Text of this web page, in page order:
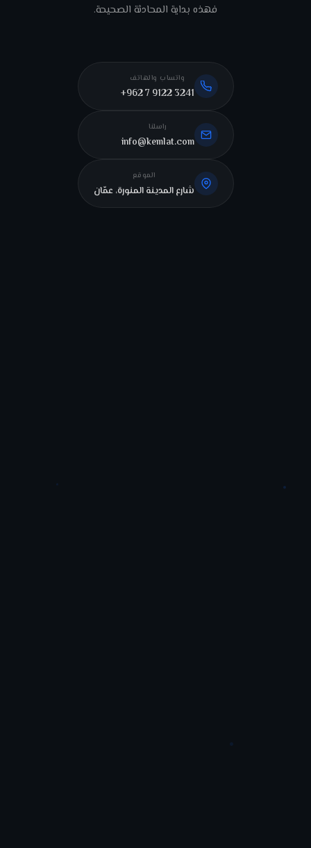
فهذه بداية المحادثة الصحيحة.
واتساب والهاتف
+962 7 9122 3241
راسلنا
info@kemlat.com
الموقع
شارع المدينة المنورة، عمّان